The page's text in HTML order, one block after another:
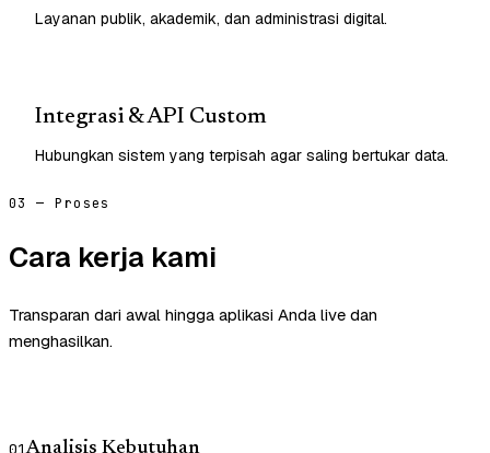
Layanan publik, akademik, dan administrasi digital.
Integrasi & API Custom
Hubungkan sistem yang terpisah agar saling bertukar data.
03 — Proses
Cara kerja kami
Transparan dari awal hingga aplikasi Anda live dan
menghasilkan.
Analisis Kebutuhan